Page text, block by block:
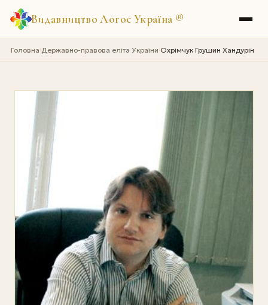
Видавництво Логос Україна ®
Головна›Державно-правова еліта України›Охрімчук Грушин Хандурін